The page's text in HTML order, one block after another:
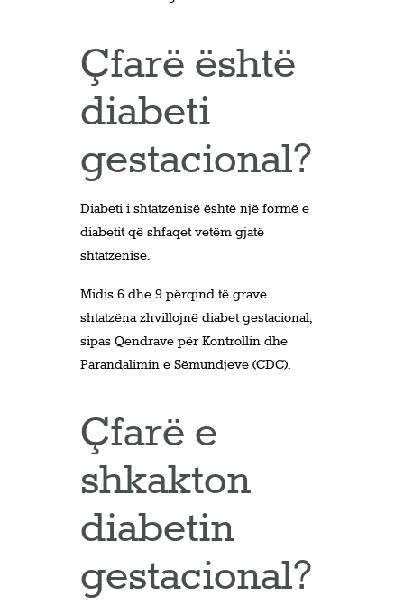
Çfarë është
diabeti
gestacional?
Diabeti i shtatzënisë është një formë e
diabetit që shfaqet vetëm gjatë
shtatzënisë.
Midis 6 dhe 9 përqind të grave
shtatzëna zhvillojnë diabet gestacional,
sipas Qendrave për Kontrollin dhe
Parandalimin e Sëmundjeve (CDC).
Çfarë e
shkakton
diabetin
gestacional?